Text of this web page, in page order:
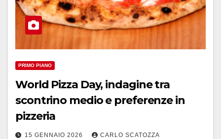
PRIMO PIANO
World Pizza Day, indagine tra
scontrino medio e preferenze in
pizzeria
15 GENNAIO 2026 CARLO SCATOZZA